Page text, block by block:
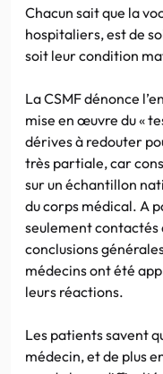
Chacun sait que la
hospitaliers, est de
soit leur condition
La CSMF dénonce
mise en œuvre du «
dérives à redouter
très partiale, car
sur un échantillon
du corps médical. A
seulement contactés
conclusions
médecins ont été
leurs réactions.
Les patients savent
médecin, et de plus